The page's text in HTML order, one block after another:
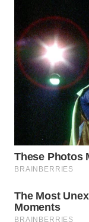
WAHANA
INFRASTRUKTUR
WAHANA
KONSUMEN
WAHANA
LISTRIK
WAHANA
WAHANA